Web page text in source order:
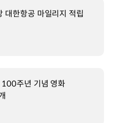
대한항공 마일리지 적립
주년 기념 영화